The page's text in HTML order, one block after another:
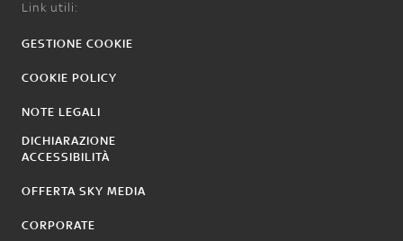
Link utili:
GESTIONE COOKIE
COOKIE POLICY
NOTE LEGALI
DICHIARAZIONE
ACCESSIBILITÀ
OFFERTA SKY MEDIA
CORPORATE